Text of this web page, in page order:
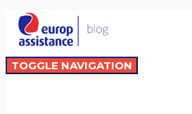
TOGGLE NAVIGATION